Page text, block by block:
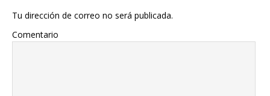
Tu dirección de correo no será publicada.
Comentario